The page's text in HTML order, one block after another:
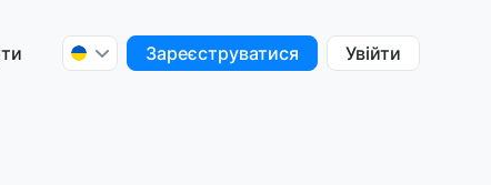
Зареєструватися Увійти